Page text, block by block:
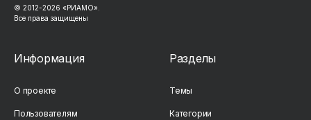
© 2012-2026 «РИАМО».
Все права защищены
Информация
О проекте
Пользователям
Разделы
Темы
Категории